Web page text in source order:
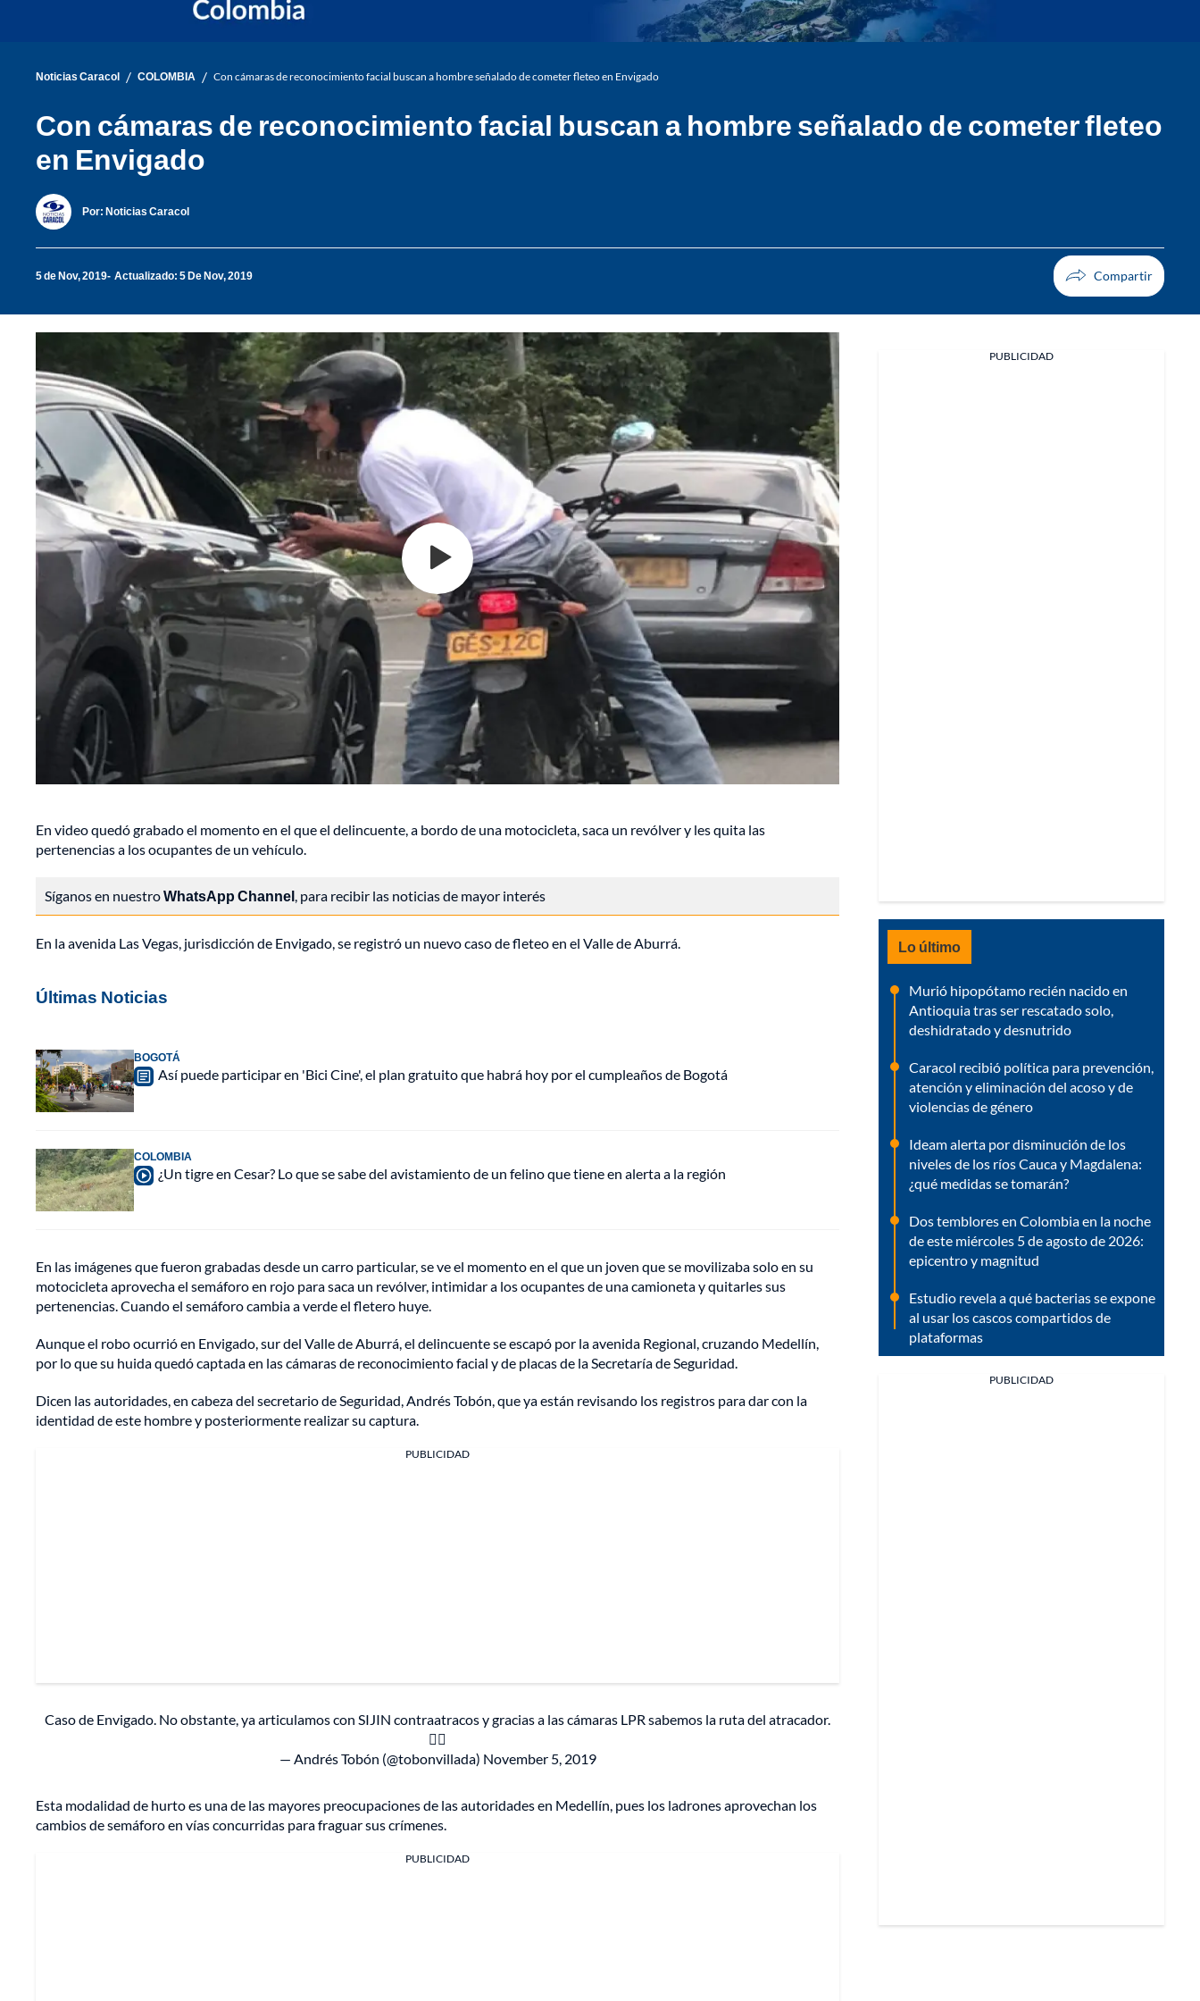
Noticias Caracol / COLOMBIA / Con cámaras de reconocimiento facial buscan a hombre señalado de cometer fleteo en Envigado
Con cámaras de reconocimiento facial buscan a hombre señalado de cometer fleteo
en Envigado
Por: Noticias Caracol
5 de Nov, 2019 Actualizado: 5 De Nov, 2019
En video quedó grabado el momento en el que el delincuente, a bordo de una motocicleta, saca un revólver y les quita las
pertenencias a los ocupantes de un vehículo.
Síganos en nuestroWhatsApp Channel, para recibir las noticias de mayor interés
En la avenida Las Vegas, jurisdicción de Envigado, se registró un nuevo caso de fleteo en el Valle de Aburrá.
Últimas Noticias
BOGOTÁ
Así puede participar en 'Bici Cine', el plan gratuito que habrá hoy por el cumpleaños de Bogotá
COLOMBIA
¿Un tigre en Cesar? Lo que se sabe del avistamiento de un felino que tiene en alerta a la región
En las imágenes que fueron grabadas desde un carro particular, se ve el momento en el que un joven que se movilizaba solo en su
motocicleta aprovecha el semáforo en rojo para saca un revólver, intimidar a los ocupantes de una camioneta y quitarles sus
pertenencias. Cuando el semáforo cambia a verde el fletero huye.
Aunque el robo ocurrió en Envigado, sur del Valle de Aburrá, el delincuente se escapó por la avenida Regional, cruzando Medellín,
por lo que su huida quedó captada en las cámaras de reconocimiento facial y de placas de la Secretaría de Seguridad.
Dicen las autoridades, en cabeza del secretario de Seguridad, Andrés Tobón, que ya están revisando los registros para dar con la
identidad de este hombre y posteriormente realizar su captura.
PUBLICIDAD
Caso de Envigado. No obstante, ya articulamos con SIJIN contraatracos y gracias a las cámaras LPR sabemos la ruta del atracador.
👍🏽
— Andrés Tobón (@tobonvillada) November 5, 2019
Esta modalidad de hurto es una de las mayores preocupaciones de las autoridades en Medellín, pues los ladrones aprovechan los
cambios de semáforo en vías concurridas para fraguar sus crímenes.
PUBLICIDAD
PUBLICIDAD
Lo último
Murió hipopótamo recién nacido en
Antioquia tras ser rescatado solo,
deshidratado y desnutrido
Caracol recibió política para prevención,
atención y eliminación del acoso y de
violencias de género
Ideam alerta por disminución de los
niveles de los ríos Cauca y Magdalena:
¿qué medidas se tomarán?
Dos temblores en Colombia en la noche
de este miércoles 5 de agosto de 2026:
epicentro y magnitud
Estudio revela a qué bacterias se expone
al usar los cascos compartidos de
plataformas
PUBLICIDAD